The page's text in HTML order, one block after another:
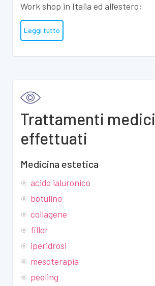
Work shop in Italia ed all’estero;
Leggi tutto
Trattamenti medici
effettuati
Medicina estetica
acido ialuronico
botulino
collagene
filler
iperidrosi
mesoterapia
peeling